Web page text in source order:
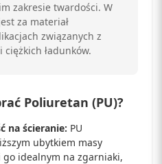
zakresie twardości. W
za materiał
związanych z
ładunków.
Poliuretan (PU)?
na ścieranie: PU
ubytkiem masy
go idealnym na zgarniaki,